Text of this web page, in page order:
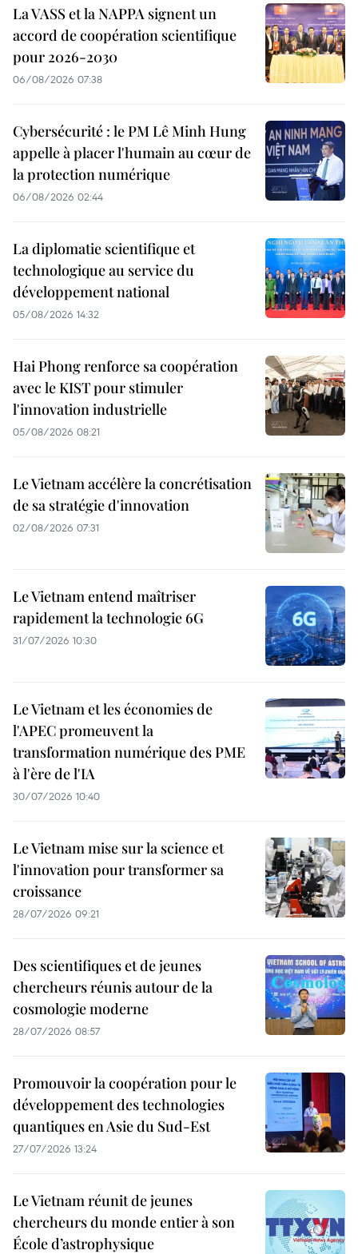
La VASS et la NAPPA signent un
accord de coopération scientifique
pour 2026-2030
06/08/2026 07:38
Cybersécurité : le PM Lê Minh Hung
appelle à placer l'humain au cœur de
la protection numérique
06/08/2026 02:44
La diplomatie scientifique et
technologique au service du
développement national
05/08/2026 14:32
Hai Phong renforce sa coopération
avec le KIST pour stimuler
l'innovation industrielle
05/08/2026 08:21
Le Vietnam accélère la concrétisation
de sa stratégie d'innovation
02/08/2026 07:31
Le Vietnam entend maîtriser
rapidement la technologie 6G
31/07/2026 10:30
Le Vietnam et les économies de
l'APEC promeuvent la
transformation numérique des PME
à l'ère de l'IA
30/07/2026 10:40
Le Vietnam mise sur la science et
l'innovation pour transformer sa
croissance
28/07/2026 09:21
Des scientifiques et de jeunes
chercheurs réunis autour de la
cosmologie moderne
28/07/2026 08:57
Promouvoir la coopération pour le
développement des technologies
quantiques en Asie du Sud-Est
27/07/2026 13:24
Le Vietnam réunit de jeunes
chercheurs du monde entier à son
École d’astrophysique